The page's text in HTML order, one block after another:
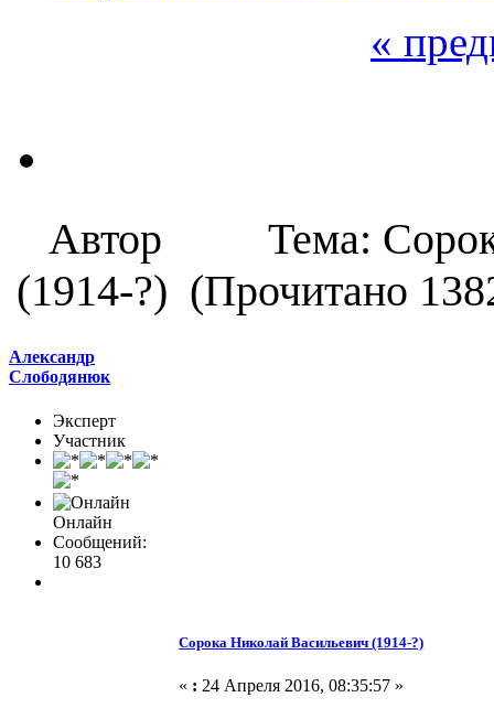
«
Автор
Тема:
(1914-?) (Прочитано
Александр
Слободянюк
Эксперт
Участник
Онлайн
Сообщений:
10 683
Сорока Николай Васильевич (1914-?)
« : 24 Апреля 2016, 08:35:57 »